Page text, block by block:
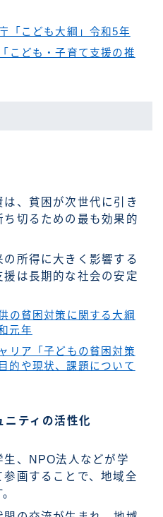
「こども大綱」令和5年
こども・子育て支援の推
、貧困が次世代に引き
切るための最も効果的
所得に大きく影響する
援は長期的な社会の安定
の貧困対策に関する大綱
元年
リア「子どもの貧困対策
的や現状、課題について
ニティの活性化
、NPO法人などが学
画することで、地域全